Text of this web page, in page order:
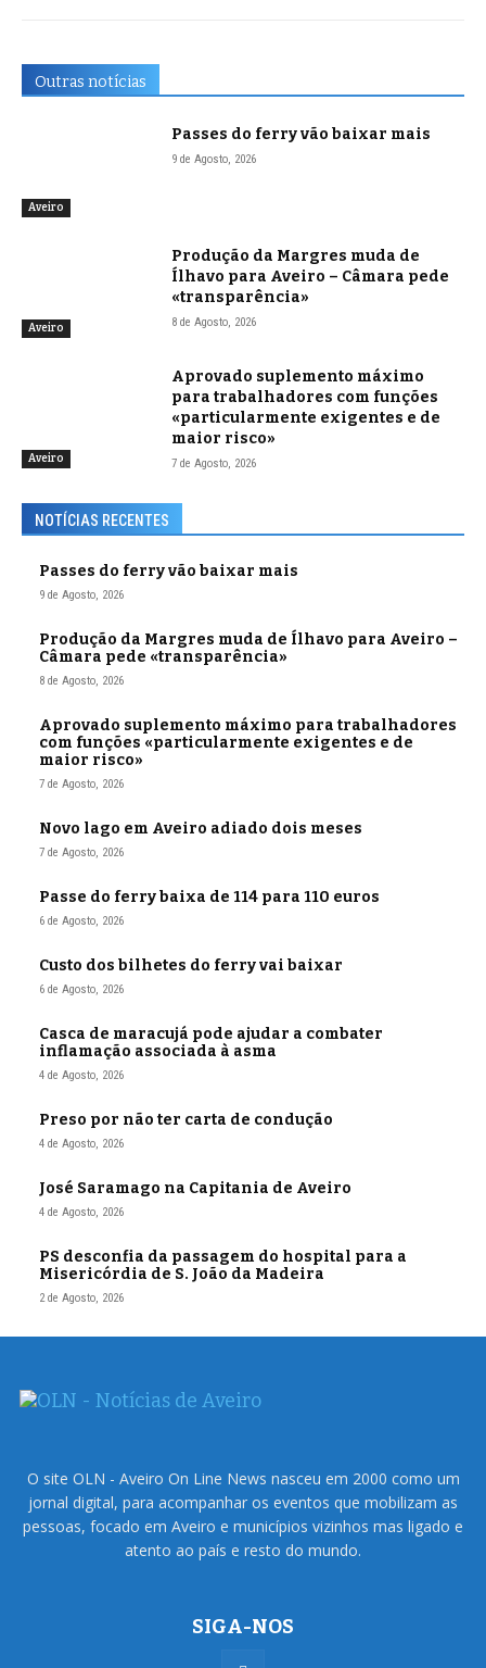
Outras notícias
Aveiro
Passes do ferry vão baixar mais
9 de Agosto, 2026
Aveiro
Produção da Margres muda de
Ílhavo para Aveiro – Câmara pede
«transparência»
8 de Agosto, 2026
Aveiro
Aprovado suplemento máximo
para trabalhadores com funções
«particularmente exigentes e de
maior risco»
7 de Agosto, 2026
NOTÍCIAS RECENTES
Passes do ferry vão baixar mais
9 de Agosto, 2026
Produção da Margres muda de Ílhavo para Aveiro –
Câmara pede «transparência»
8 de Agosto, 2026
Aprovado suplemento máximo para trabalhadores
com funções «particularmente exigentes e de
maior risco»
7 de Agosto, 2026
Novo lago em Aveiro adiado dois meses
7 de Agosto, 2026
Passe do ferry baixa de 114 para 110 euros
6 de Agosto, 2026
Custo dos bilhetes do ferry vai baixar
6 de Agosto, 2026
Casca de maracujá pode ajudar a combater
inflamação associada à asma
4 de Agosto, 2026
Preso por não ter carta de condução
4 de Agosto, 2026
José Saramago na Capitania de Aveiro
4 de Agosto, 2026
PS desconfia da passagem do hospital para a
Misericórdia de S. João da Madeira
2 de Agosto, 2026
O site OLN - Aveiro On Line News nasceu em 2000 como um
jornal digital, para acompanhar os eventos que mobilizam as
pessoas, focado em Aveiro e municípios vizinhos mas ligado e
atento ao país e resto do mundo.
SIGA-NOS